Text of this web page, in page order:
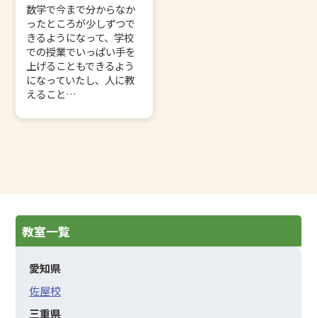
数学で今まで分からなか
ったところが少しずつで
きるようになって、学校
での授業でいっぱい手を
上げることもできるよう
になっていたし、人に教
えること…
教室一覧
愛知県
佐屋校
三重県